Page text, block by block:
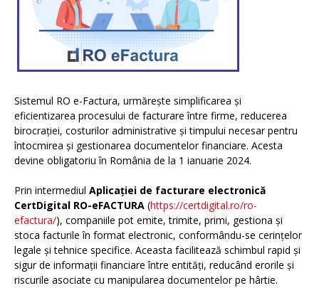
Sistemul RO e-Factura, urmărește simplificarea și
eficientizarea procesului de facturare între firme, reducerea
birocrației, costurilor administrative și timpului necesar pentru
întocmirea și gestionarea documentelor financiare. Acesta
devine obligatoriu în România de la 1 ianuarie 2024.
Prin intermediul Aplicației de facturare electronică
CertDigital RO-eFACTURA (https://certdigital.ro/ro-
efactura/), companiile pot emite, trimite, primi, gestiona și
stoca facturile în format electronic, conformându-se cerințelor
legale și tehnice specifice. Aceasta facilitează schimbul rapid și
sigur de informații financiare între entități, reducând erorile și
riscurile asociate cu manipularea documentelor pe hârtie.